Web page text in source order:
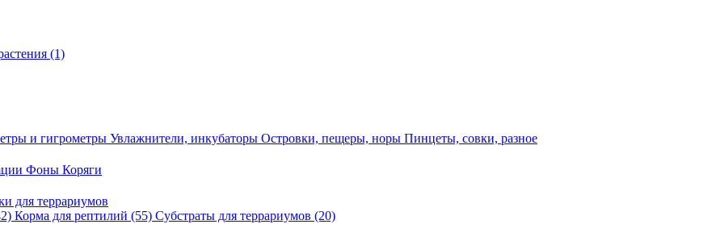
(1)
и гигрометры Увлажнители, инкубаторы Островки, пещеры, норы Пинцеты, совки, разное
Фоны Коряги
для террариумов
Корма для рептилий (55) Субстраты для террариумов (20)